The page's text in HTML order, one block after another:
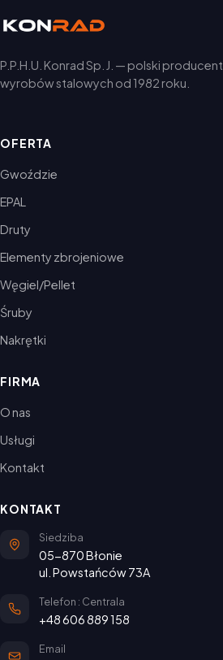
P.P.H.U. Konrad Sp. J. — polski producent
wyrobów stalowych od 1982 roku.
OFERTA
Gwoździe
EPAL
Druty
Elementy zbrojeniowe
Węgiel/Pellet
Śruby
Nakrętki
FIRMA
O nas
Usługi
Kontakt
KONTAKT
Siedziba
05-870 Błonie
ul. Powstańców 73A
Telefon : Centrala
+48 606 889 158
Email